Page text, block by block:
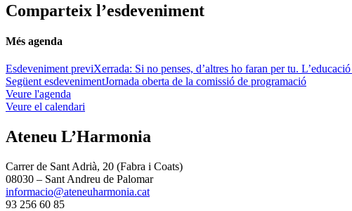
Comparteix l’esdeveniment
Més agenda
Esdeveniment previXerrada: Si no penses, d’altres ho faran per tu.
Següent esdevenimentJornada oberta de la comissió de programació
Veure l'agenda
Veure el calendari
Ateneu L’Harmonia
Carrer de Sant Adrià, 20 (Fabra i Coats)
08030 – Sant Andreu de Palomar
informacio@ateneuharmonia.cat
93 256 60 85